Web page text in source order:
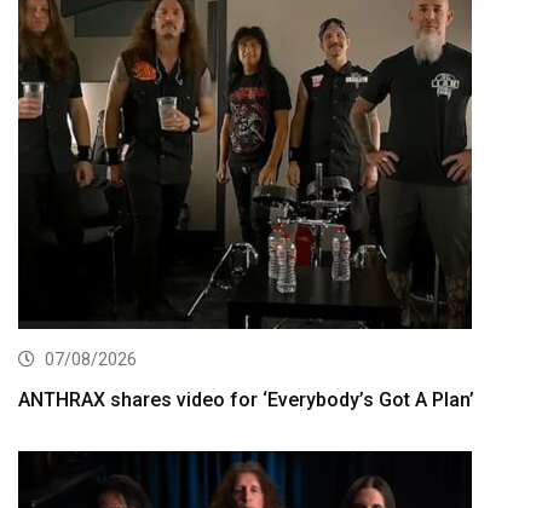
07/08/2026
ANTHRAX shares video for ‘Everybody’s Got A Plan’